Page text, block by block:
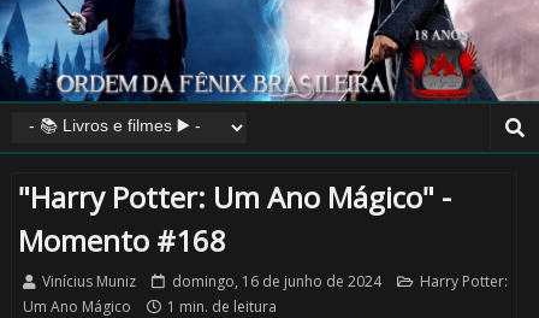
"Harry Potter: Um Ano Mágico" -
Momento #168
Vinícius Muniz domingo, 16 de junho de 2024
Harry Potter:
Um Ano Mágico
1 min. de leitura